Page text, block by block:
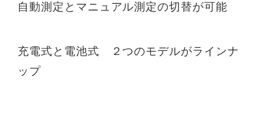
自動測定とマニュアル測定の切替が可能
充電式と電池式 ２つのモデルがラインナ
ップ